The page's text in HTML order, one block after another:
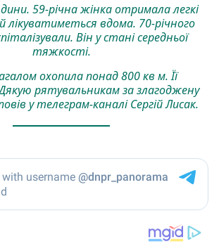
59-річна жінка отримала легкі
вдома. 70-річного
Він у стані середньої
тяжкості.
охопила понад 800 кв м. Її
рятувальникам за злагоджену
у телеграм-каналі Сергій Лисак.